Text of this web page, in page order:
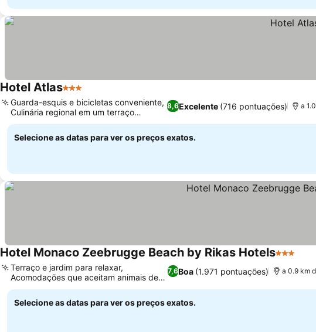
Hotel Atlas3 Estrelas
8,6Excelente (716 pontuações)
Guarda-esquis e bicicletas conveniente,
Culinária regional em um terraço
ensolarado
a
Selecione as datas para ver os preços exatos.
Hotel Monaco Zeebrugge Beach by Rikas Hotels3 Estrelas
7,6Boa (1.971 pontuações)
Terraço e jardim para relaxar,
Acomodações que aceitam animais de
estimação
a 0.9 km
Selecione as datas para ver os preços exatos.